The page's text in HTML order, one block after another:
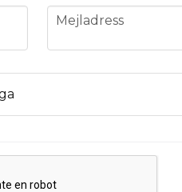
email
Mejladress